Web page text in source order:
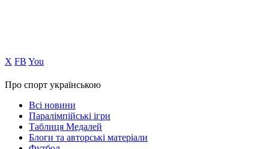
Х FB You
Про спорт українською
Всі новини
Паралімпійські ігри
Таблиця Медалей
Блоги та авторські матеріали